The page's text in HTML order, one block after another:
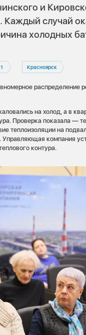
и
Каждый случай
холодных
Красноярск
распределение
на холод, а в
Проверка показала —
теплоизоляции на
Управляющая компания
контура.